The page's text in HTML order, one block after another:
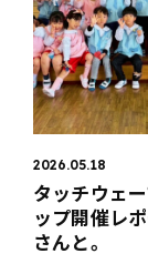
2026.05.18
タッチウェ
ップ開催レ
さんと。